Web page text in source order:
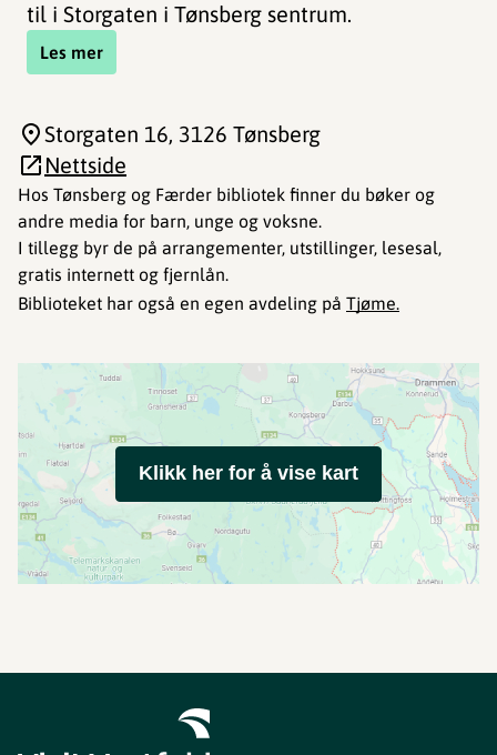
til i Storgaten i Tønsberg sentrum.
Les mer
Hos Tønsberg og Færder bibliotek finner du bøker og
andre media for barn, unge og voksne.
I tillegg byr de på arrangementer, utstillinger, lesesal,
gratis internett og fjernlån.
Biblioteket har også en egen avdeling på Tjøme.
Storgaten 16, 3126 Tønsberg
Nettside
Klikk her for å vise kart